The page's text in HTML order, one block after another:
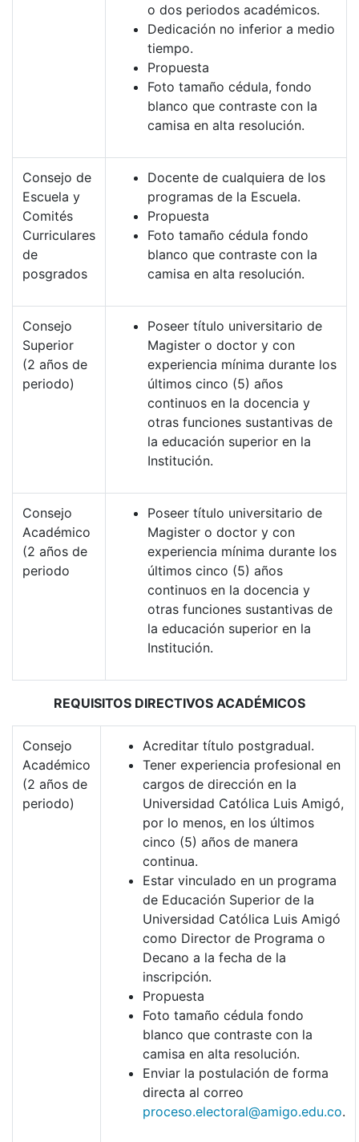
o dos periodos académicos.
Dedicación no inferior a medio
tiempo.
Propuesta
Foto tamaño cédula, fondo
blanco que contraste con la
camisa en alta resolución.
Consejo de
Escuela y
Comités
Curriculares
de
posgrados
Docente de cualquiera de los
programas de la Escuela.
Propuesta
Foto tamaño cédula fondo
blanco que contraste con la
camisa en alta resolución.
Consejo
Superior
(2 años de
periodo)
Poseer título universitario de
Magister o doctor y con
experiencia mínima durante los
últimos cinco (5) años
continuos en la docencia y
otras funciones sustantivas de
la educación superior en la
Institución.
Consejo
Académico
(2 años de
periodo
Poseer título universitario de
Magister o doctor y con
experiencia mínima durante los
últimos cinco (5) años
continuos en la docencia y
otras funciones sustantivas de
la educación superior en la
Institución.
REQUISITOS DIRECTIVOS ACADÉMICOS
Consejo
Académico
(2 años de
periodo)
Acreditar título postgradual.
Tener experiencia profesional en
cargos de dirección en la
Universidad Católica Luis Amigó,
por lo menos, en los últimos
cinco (5) años de manera
continua.
Estar vinculado en un programa
de Educación Superior de la
Universidad Católica Luis Amigó
como Director de Programa o
Decano a la fecha de la
inscripción.
Propuesta
Foto tamaño cédula fondo
blanco que contraste con la
camisa en alta resolución.
Enviar la postulación de forma
directa al correo
proceso.electoral@amigo.edu.co.